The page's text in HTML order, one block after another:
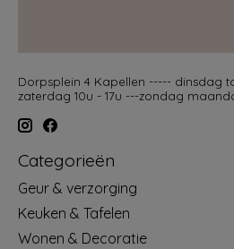
Dorpsplein 4 Kapellen ----- dinsdag
zaterdag 10u - 17u ---zondag
Categorieën
Geur & verzorging
Keuken & Tafelen
Wonen & Decoratie